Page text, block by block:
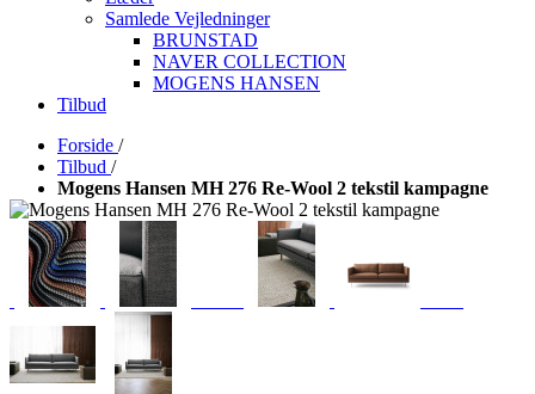
Samlede Vejledninger
BRUNSTAD
NAVER COLLECTION
MOGENS HANSEN
Tilbud
Forside /
Tilbud /
Mogens Hansen MH 276 Re-Wool 2 tekstil kampagne